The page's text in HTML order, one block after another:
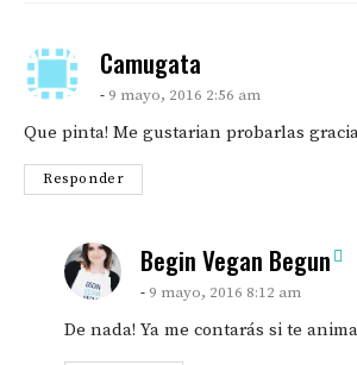
Camugata
9 mayo, 2016 2:56 am
Que pinta! Me gustarian probarlas
Responder
Begin Vegan Begun
9 mayo, 2016 8:12 am
De nada! Ya me contarás si te